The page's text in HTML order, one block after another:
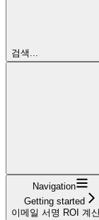
검색...
Navigation
Getting started
이메일 서명 ROI 계